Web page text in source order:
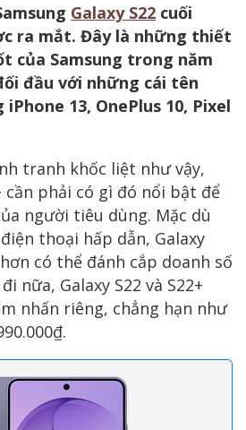
Galaxy S22 cuối
ra mắt. Đây là những thiết
của Samsung trong năm
đầu với những cái tên
13, OnePlus 10, Pixel
tranh khốc liệt như vậy,
cần phải có gì đó nổi bật để
người tiêu dùng. Mặc dù
thoại hấp dẫn, Galaxy
có thể đánh cắp doanh số
nữa, Galaxy S22 và S22+
nhấn riêng, chẳng hạn như